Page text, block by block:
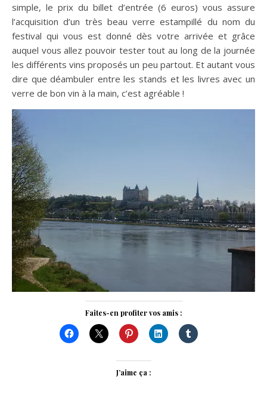
simple, le prix du billet d’entrée (6 euros) vous assure
l’acquisition d’un très beau verre estampillé du nom du
festival qui vous est donné dès votre arrivée et grâce
auquel vous allez pouvoir tester tout au long de la journée
les différents vins proposés un peu partout. Et autant vous
dire que déambuler entre les stands et les livres avec un
verre de bon vin à la main, c’est agréable !
Faites-en profiter vos amis :
J’aime ça :